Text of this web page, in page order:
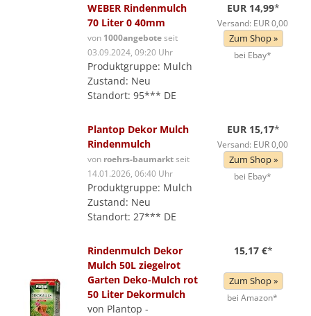
WEBER Rindenmulch
70 Liter 0 40mm
von 1000angeboteseit
03.09.2024, 09:20 Uhr
Produktgruppe: Mulch
Zustand: Neu
Standort: 95*** DE
EUR 14,99*
Versand: EUR 0,00
Zum Shop »
bei Ebay*
Plantop Dekor Mulch
Rindenmulch
von roehrs-baumarktseit
14.01.2026, 06:40 Uhr
Produktgruppe: Mulch
Zustand: Neu
Standort: 27*** DE
EUR 15,17*
Versand: EUR 0,00
Zum Shop »
bei Ebay*
Rindenmulch Dekor
Mulch 50L ziegelrot
Garten Deko-Mulch rot
50 Liter Dekormulch
von Plantop -
15,17 €*
Zum Shop »
bei Amazon*